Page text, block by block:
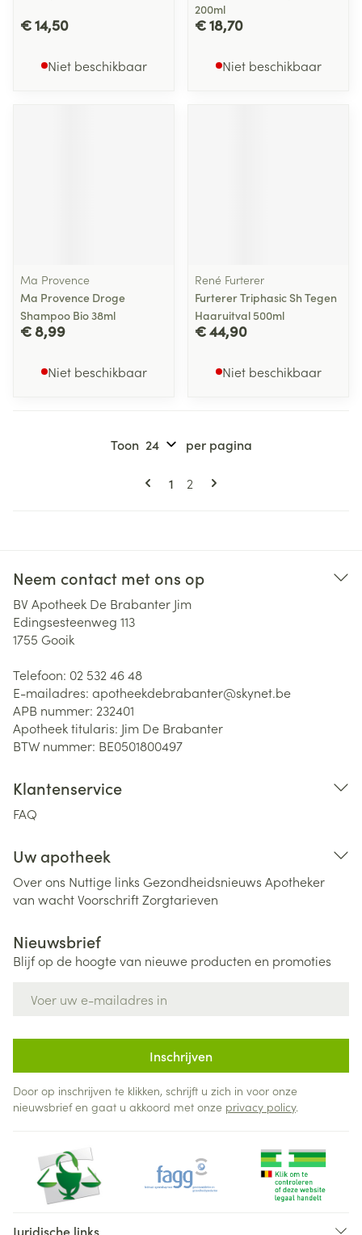
€ 14,50
Niet beschikbaar
200ml
€ 18,70
Niet beschikbaar
Ma Provence
Ma Provence Droge
Shampoo Bio 38ml
€ 8,99
Niet beschikbaar
René Furterer
Furterer Triphasic Sh Tegen
Haaruitval 500ml
€ 44,90
Niet beschikbaar
Pagina's
U lees momenteel pagina
1 Pagina
2
Toon per pagina
Neem contact met ons op
BV Apotheek De Brabanter Jim
Edingsesteenweg 113
1755 Gooik
Telefoon: 02 532 46 48
E-mailadres: apotheekdebrabanter@skynet.be
APB nummer: 232401
Apotheek titularis: Jim De Brabanter
BTW nummer: BE0501800497
Klantenservice
FAQ
Uw apotheek
Over ons Nuttige links Gezondheidsnieuws Apotheker
van wachtVoorschriftZorgtarieven
Nieuwsbrief
Blijf op de hoogte van nieuwe producten en promoties
Inschrijven
Door op inschrijven te klikken, schrijft u zich in voor onze
nieuwsbrief en gaat u akkoord met onze privacy policy.
Juridische links